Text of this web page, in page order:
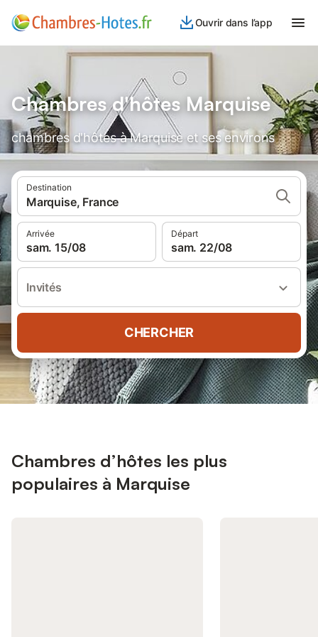
Ouvrir dans l’app
Chambres d'hôtes Marquise
chambres d'hôtes à Marquise et ses environs
Destination
Marquise, France
Arrivée
sam. 15/08
Départ
sam. 22/08
Invités
CHERCHER
Chambres d’hôtes les plus
populaires à Marquise